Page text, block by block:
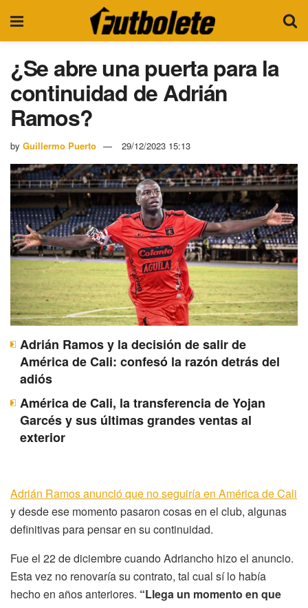
¿Se abre una puerta para la
continuidad de Adrián
Ramos?
by Guillermo Puerto 29/12/2023 15:13
Adrián Ramos y la decisión de salir de
América de Cali: confesó la razón detrás del
adiós
América de Cali, la transferencia de Yojan
Garcés y sus últimas grandes ventas al
exterior
Adrián Ramos anunció que no seguiría en América de Cali
y desde ese momento pasaron cosas en el club, algunas
definitivas para pensar en su continuidad.
Fue el 22 de diciembre cuando Adriancho hizo el anuncio.
Esta vez no renovaría su contrato, tal cual sí lo había
hecho en años anteriores. “Llega un momento en que